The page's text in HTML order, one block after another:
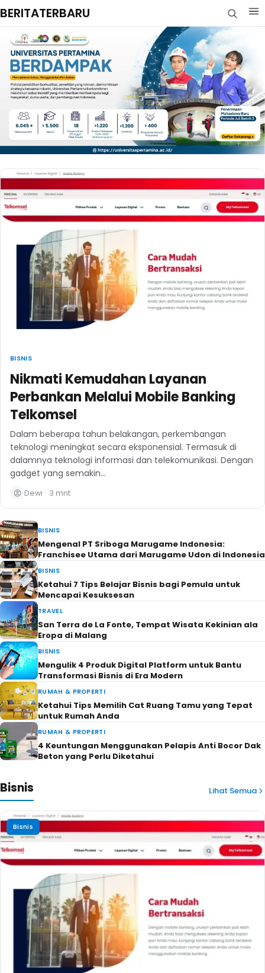
BERITATERBARU
BISNIS
Nikmati Kemudahan Layanan
Perbankan Melalui Mobile Banking
Telkomsel
Dalam beberapa tahun belakangan, perkembangan
teknologi meningkat secara eksponensial. Termasuk di
dalamnya teknologi informasi dan telekomunikasi. Dengan
gadget yang semakin…
Dewi · 3 mnt
BISNIS
Mengenal PT Sriboga Marugame Indonesia:
Franchisee Utama dari Marugame Udon di Indonesia
BISNIS
Ketahui 7 Tips Belajar Bisnis bagi Pemula untuk
Mencapai Kesuksesan
TRAVEL
San Terra de La Fonte, Tempat Wisata Kekinian ala
Eropa di Malang
BISNIS
Mengulik 4 Produk Digital Platform untuk Bantu
Transformasi Bisnis di Era Modern
RUMAH & PROPERTI
Ketahui Tips Memilih Cat Ruang Tamu yang Tepat
untuk Rumah Anda
RUMAH & PROPERTI
4 Keuntungan Menggunakan Pelapis Anti Bocor Dak
Beton yang Perlu Diketahui
Bisnis Lihat Semua
Bisnis